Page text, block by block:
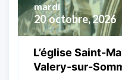
20 octobre, 2026
mardi
L’église Saint-
Valery-sur-